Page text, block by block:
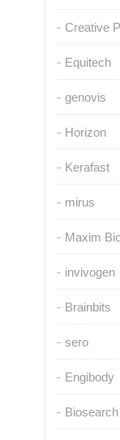
Creative
Equitech
genovis
Horizon
Kerafast
mirus
Maxim
invivogen
Brainbits
sero
Engibody
Biosearch